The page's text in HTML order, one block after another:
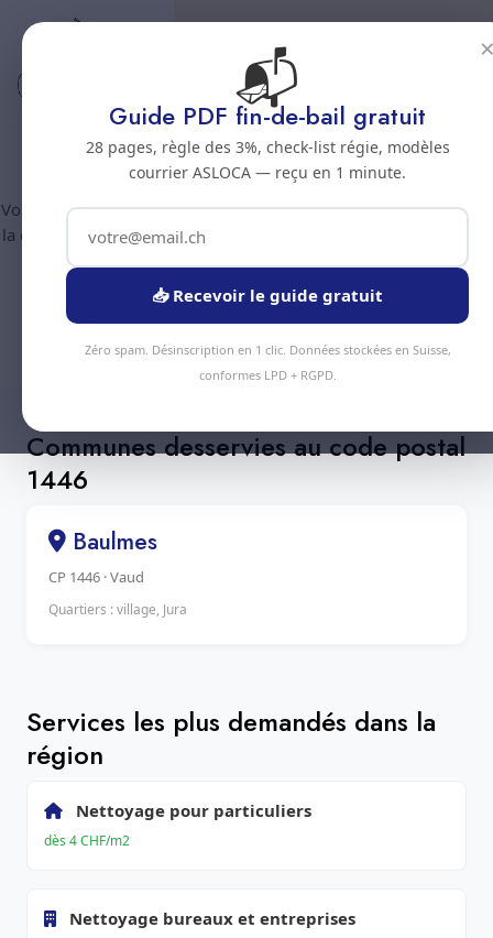
Code postal 1446
Nettoyage professionnel -
Code postal 1446
Vous êtes au code postal1446? Chez Nous Clean intervient dans
la commune de :Baulmes(canton Vaud). Plus de 90 prestations
disponibles, devis gratuit sous 24h.
Devis Instantané +41 78 319 32 82
Communes desservies au code postal
1446
Baulmes
CP 1446 · Vaud
Quartiers : village, Jura
Services les plus demandés dans la
région
Nettoyage pour particuliers
dès 4 CHF/m2
Nettoyage bureaux et entreprises
📬
Guide PDF fin-de-bail gratuit
28 pages, règle des 3%, check-list régie, modèles
courrier ASLOCA — reçu en 1 minute.
📥 Recevoir le guide gratuit
Zéro spam. Désinscription en 1 clic. Données stockées en Suisse,
conformes LPD + RGPD.